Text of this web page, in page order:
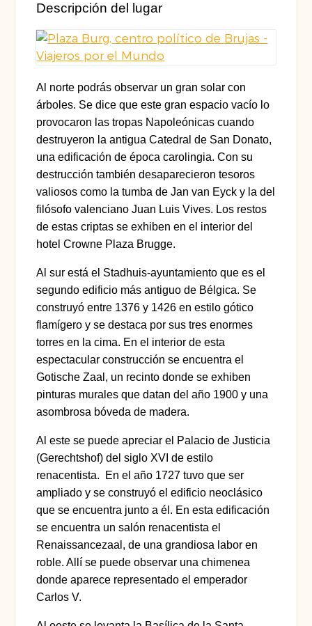
Descripción del lugar
Al norte podrás observar un gran solar con
árboles. Se dice que este gran espacio vacío lo
provocaron las tropas Napoleónicas cuando
destruyeron la antigua Catedral de San Donato,
una edificación de época carolingia. Con su
destrucción tambiéndesaparecieron tesoros
valiosos como la tumba de Jan van Eyck y la del
filósofo valenciano Juan Luis Vives. Los restos
de estas criptas se exhiben en el interior del
hotel Crowne Plaza Brugge.
Al sur está el Stadhuis-ayuntamiento que es el
segundo edificio más antiguo de Bélgica. Se
construyó entre 1376 y 1426 en estilo gótico
flamígero y se destaca por sus tres enormes
torres en la cima. En el interior de esta
espectacular construcción se encuentra el
Gotische Zaal, un recinto donde se exhiben
pinturas murales que datan del año 1900 y una
asombrosa bóveda de madera.
Al este se puede apreciar el Palacio de Justicia
(Gerechtshof) del siglo XVI de estilo
renacentista. En el año 1727 tuvo que ser
ampliado y se construyó el edificio neoclásico
que se encuentra junto a él. En esta edificación
se encuentra un salón renacentista el
Renaissancezaal, de una grandiosa labor en
roble. Allí se puede observar una chimenea
donde aparece representado el emperador
Carlos V.